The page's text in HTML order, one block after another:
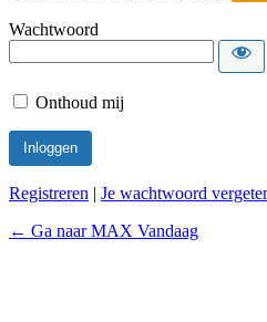
Wachtwoord
Onthoud mij
Registreren | Je wachtwoord
← Ga naar MAX Vandaag